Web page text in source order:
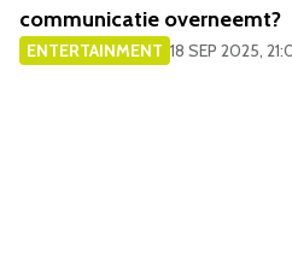
communicatie overneemt?
ENTERTAINMENT 18 SEP 2025,